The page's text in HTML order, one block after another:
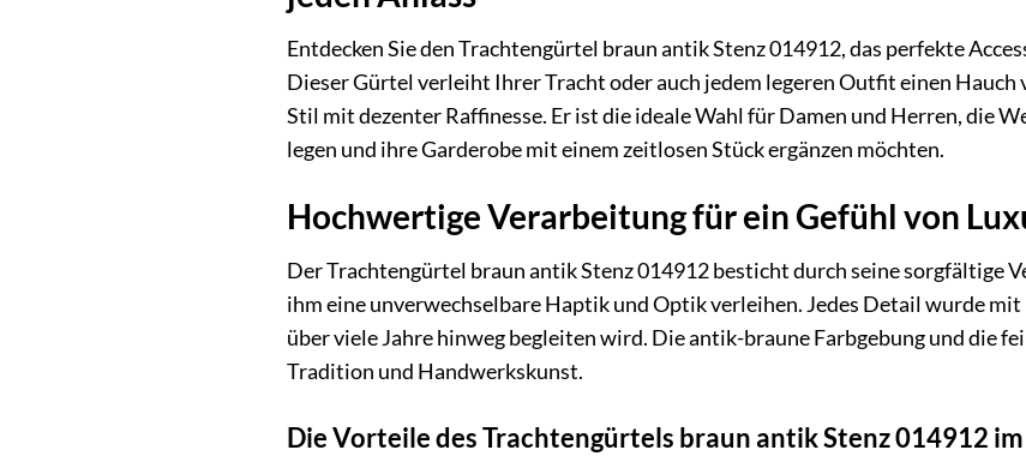
Entdecken Sie den Trachtengürtel braun antik Stenz 014912, das perfekte
Dieser Gürtel verleiht Ihrer Tracht oder auch jedem legeren Outfit einen
Stil mit dezenter Raffinesse. Er ist die ideale Wahl für Damen und Herren, die
legen und ihre Garderobe mit einem zeitlosen Stück ergänzen möchten.
Hochwertige Verarbeitung für ein Gefühl von
Der Trachtengürtel braun antik Stenz 014912 besticht durch seine sorgfältige
ihm eine unverwechselbare Haptik und Optik verleihen. Jedes Detail wurde
über viele Jahre hinweg begleiten wird. Die antik-braune Farbgebung und die
Tradition und Handwerkskunst.
Die Vorteile des Trachtengürtels braun antik Stenz 014912